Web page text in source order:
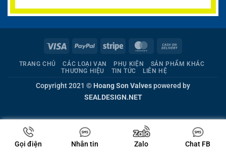
Visa PayPal Stripe MasterCard
Delivery
TRANG CHỦ CÁC LOẠI VAN PHỤ KIỆN
SẢN PHẨM KHÁC
THƯƠNG HIỆU
TIN TỨC LIÊN HỆ
Copyright 2021 © Hoang Son Valvespowered by
SEALDESIGN.NET
Gọi điện Nhắn tin Zalo Chat FB